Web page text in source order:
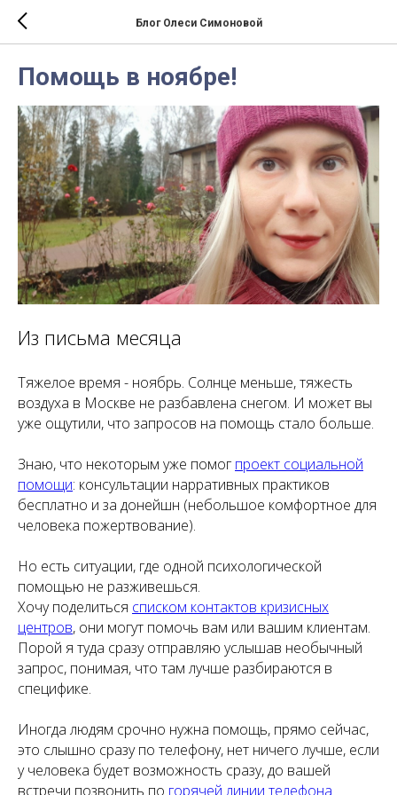
Блог Олеси Симоновой
Помощь в ноябре!
Из письма месяца
Тяжелое время - ноябрь. Солнце меньше, тяжесть
воздуха в Москве не разбавлена снегом. И может вы
уже ощутили, что запросов на помощь стало больше.
Знаю, что некоторым уже помог проект социальной
помощи: консультации нарративных практиков
бесплатно и за донейшн (небольшое комфортное для
человека пожертвование).
Но есть ситуации, где одной психологической
помощью не разживешься.
Хочу поделиться списком контактов кризисных
центров, они могут помочь вам или вашим клиентам.
Порой я туда сразу отправляю услышав необычный
запрос, понимая, что там лучше разбираются в
специфике.
Иногда людям срочно нужна помощь, прямо сейчас,
это слышно сразу по телефону, нет ничего лучше, если
у человека будет возможность сразу, до вашей
встречи позвонить по горячей линии телефона